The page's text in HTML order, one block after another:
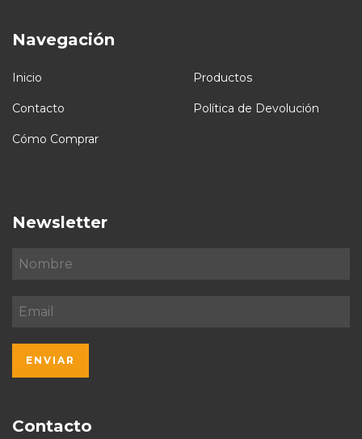
Navegación
Inicio Productos
Contacto Política de Devolución
Cómo Comprar
Newsletter
Contacto